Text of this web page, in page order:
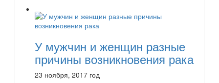
У мужчин и женщин разные
причины возникновения рака
23 ноября, 2017 год